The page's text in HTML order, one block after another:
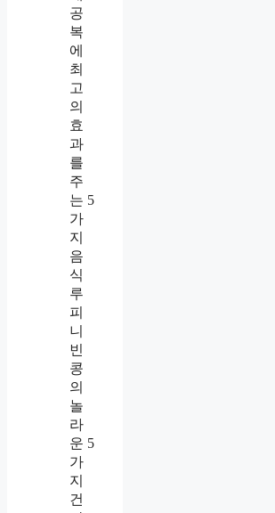
공
복
에
최
고
의
효
과
를
주
는 5
가
지
음
식
루
피
니
빈
콩
의
놀
라
운 5
가
지
건